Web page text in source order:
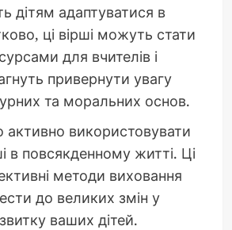
дітям адаптуватися в
ці вірші можуть стати
для вчителів і
привернути увагу
та моральних основ.
використовувати
в повсякденному житті. Ці
методи виховання
до великих змін у
ваших дітей.